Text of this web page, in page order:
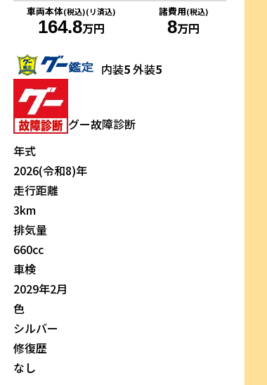
車両本体(税込)(リ済込)
164.8万円
諸費用(税込)
8万円
内装5外装5
グー故障診断
年式
2026(令和8)年
走行距離
3km
排気量
660cc
車検
2029年2月
色
シルバー
修復歴
なし